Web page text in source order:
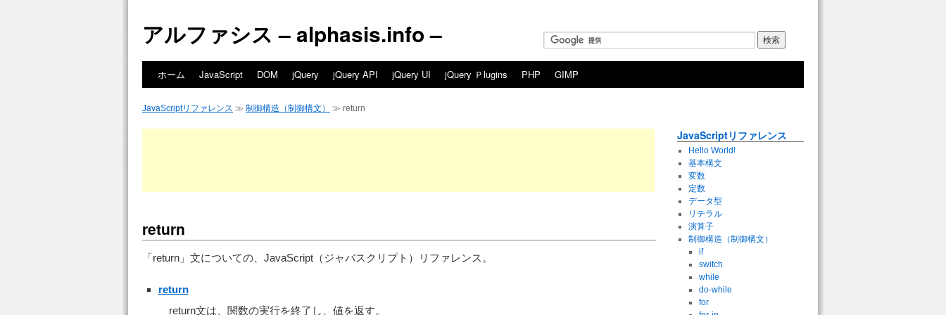
アルファシス – alphasis.info –
ホーム JavaScript DOM jQuery jQuery API jQuery UI jQuery Ｐlugins PHP GIMP
JavaScriptリファレンス ≫ 制御構造（制御構文） ≫ return
return
「return」文についての、JavaScript（ジャバスクリプト）リファレンス。
return
return文は、関数の実行を終了し、値を返す。
JavaScriptリファレンス
Hello World!
基本構文
変数
定数
データ型
リテラル
演算子
制御構造（制御構文）
if
switch
while
do-while
for